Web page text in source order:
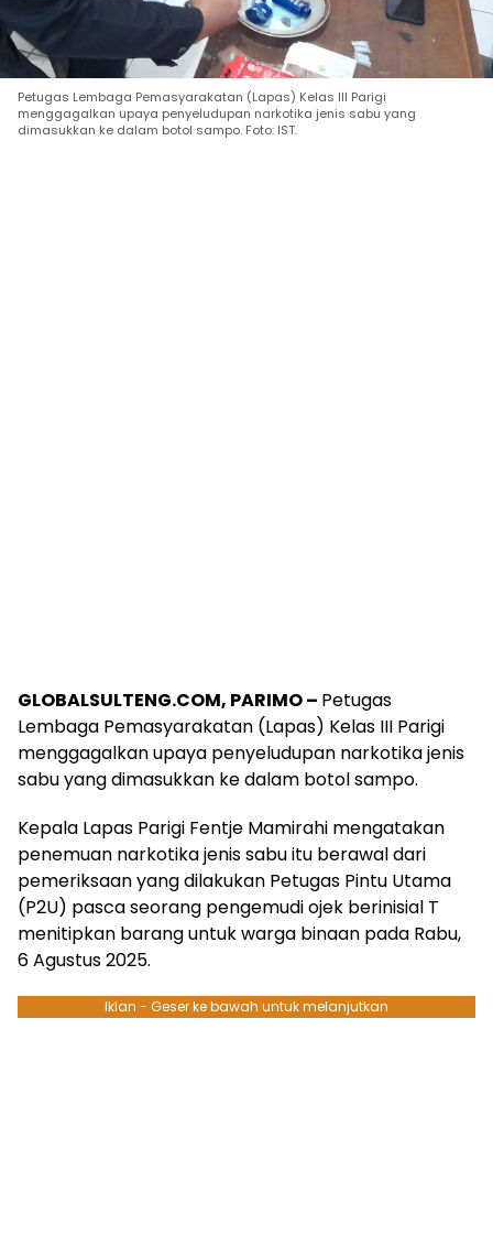
Petugas Lembaga Pemasyarakatan (Lapas) Kelas III Parigi
menggagalkan upaya penyeludupan narkotika jenis sabu yang
dimasukkan ke dalam botol sampo. Foto: IST.
GLOBALSULTENG.COM, PARIMO – Petugas
Lembaga Pemasyarakatan (Lapas) Kelas III Parigi
menggagalkan upaya penyeludupan narkotika jenis
sabu yang dimasukkan ke dalam botol sampo.
Kepala Lapas Parigi Fentje Mamirahi mengatakan
penemuan narkotika jenis sabu itu berawal dari
pemeriksaan yang dilakukan Petugas Pintu Utama
(P2U) pasca seorang pengemudi ojek berinisial T
menitipkan barang untuk warga binaan pada Rabu,
6 Agustus 2025.
Iklan - Geser ke bawah untuk melanjutkan